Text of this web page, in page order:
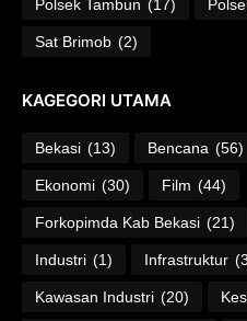
Polsek Tambun (17)
Sat Brimob (2)
KAGEGORI UTAMA
Bekasi (13) Bencana (56)
Ekonomi (30) Film (44)
Forkopimda Kab Bekasi (21)
Industri (1) Infrastruktur
Kawasan Industri (20)